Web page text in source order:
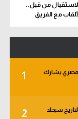
من قبل..
مع الفريق
1
الـ 32.. والثلاثي المصري يشارك
2
سيخلد